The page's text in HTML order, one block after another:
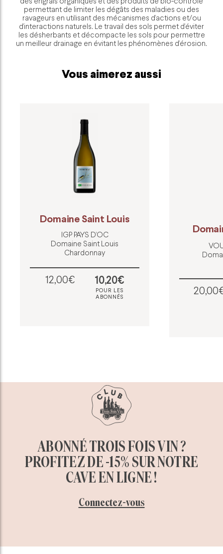
permettant de limiter les dégâts des maladies ou des
ravageurs en utilisant des mécanismes d’actions et/ou
d’interactions naturels. Le travail des sols permet d’éviter
les désherbants et décompacte les sols pour permettre
un meilleur drainage en évitant les phénomènes d’érosion.
Vous aimerez aussi
Domaine Saint Louis
IGP PAYS D’OC
Domaine Saint Louis
Chardonnay
12,00€ 10,20€
POUR LES
ABONNÉS
ABONNÉ TROIS FOIS VIN ?
PROFITEZ DE -15% SUR NOTRE
CAVE EN LIGNE !
Connectez-vous